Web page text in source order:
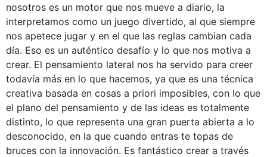
nosotros es un motor que nos mueve a diario, la
interpretamos como un juego divertido, al que siempre
nos apetece jugar y en el que las reglas cambian cada
día. Eso es un auténtico desafío y lo que nos motiva a
crear. El pensamiento lateral nos ha servido para creer
todavía más en lo que hacemos, ya que es una técnica
creativa basada en cosas a priori imposibles, con lo que
el plano del pensamiento y de las ideas es totalmente
distinto, lo que representa una gran puerta abierta a lo
desconocido, en la que cuando entras te topas de
bruces con la innovación. Es fantástico crear a través